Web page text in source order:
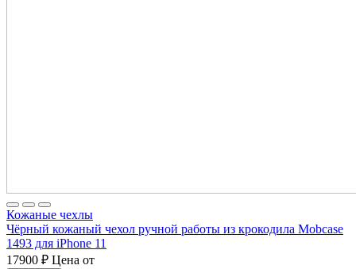
Кожаные чехлы
Чёрный кожаный чехол ручной работы из крокодила Mobcase
1493 для iPhone 11
17900 ₽ Цена от